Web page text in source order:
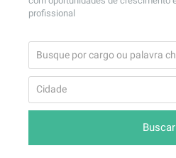
profissional
Buscar